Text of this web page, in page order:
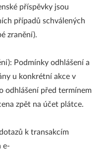
příspěvky jsou
případů schválených
zranění).
Podmínky odhlášení a
u konkrétní akce v
odhlášení před termínem
zpět na účet plátce.
k transakcím
e-